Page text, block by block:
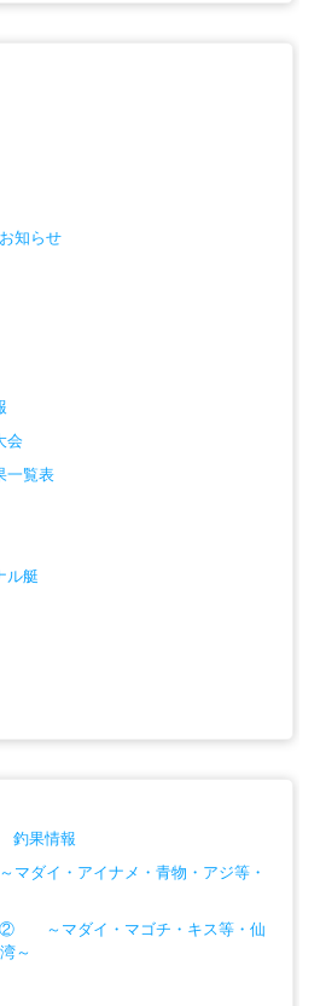
知らせ
会
一覧表
ル艇
釣果情報
ダイ・アイナメ・青物・アジ等・
マダイ・マゴチ・キス等・仙
～